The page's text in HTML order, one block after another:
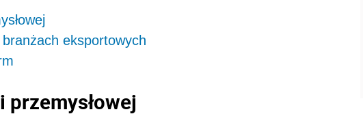
eksportowych
przemysłowej